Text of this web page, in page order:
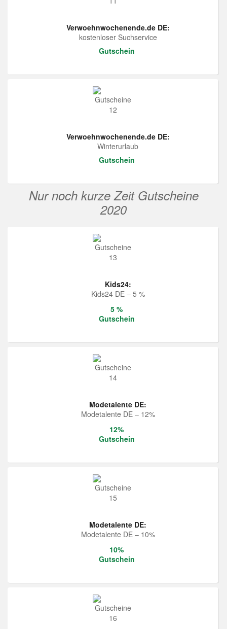
Verwoehnwochenende.de DE:
kostenloser Suchservice
Gutschein
Verwoehnwochenende.de DE:
Winterurlaub
Gutschein
Nur noch kurze Zeit Gutscheine
2020
Kids24:
Kids24 DE – 5 %
5 %
Gutschein
Modetalente DE:
Modetalente DE – 12%
12%
Gutschein
Modetalente DE:
Modetalente DE – 10%
10%
Gutschein